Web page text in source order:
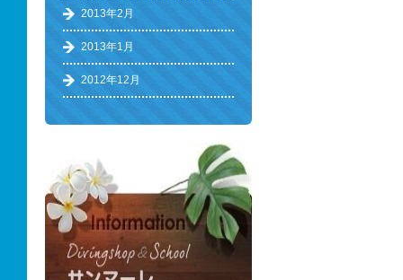
2013年2月
2013年1月
2012年12月